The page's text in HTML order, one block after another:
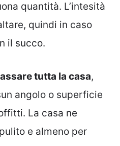
quantità. L’intesità
quindi in caso
il succo.
tutta la casa,
angolo o superficie
La casa ne
e almeno per